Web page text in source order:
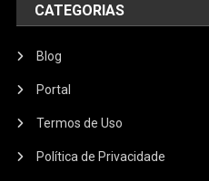
CATEGORIAS
Blog
Portal
Termos de Uso
Política de Privacidade